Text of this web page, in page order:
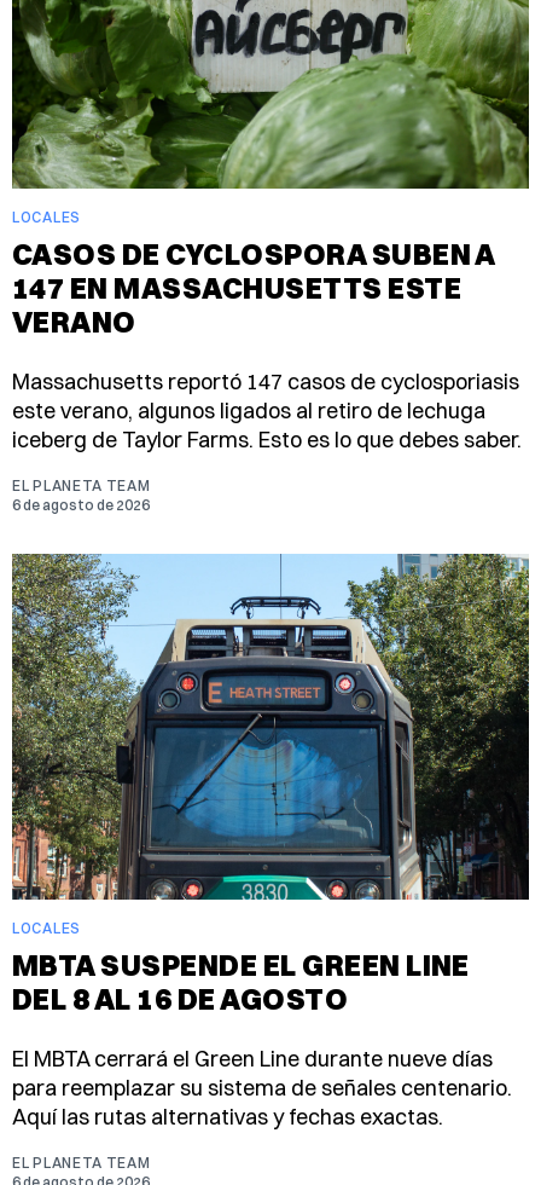
LOCALES
CASOS DE CYCLOSPORA SUBEN A
147 EN MASSACHUSETTS ESTE
VERANO
Massachusetts reportó 147 casos de cyclosporiasis
este verano, algunos ligados al retiro de lechuga
iceberg de Taylor Farms. Esto es lo que debes saber.
EL PLANETA TEAM
6 de agosto de 2026
LOCALES
MBTA SUSPENDE EL GREEN LINE
DEL 8 AL 16 DE AGOSTO
El MBTA cerrará el Green Line durante nueve días
para reemplazar su sistema de señales centenario.
Aquí las rutas alternativas y fechas exactas.
EL PLANETA TEAM